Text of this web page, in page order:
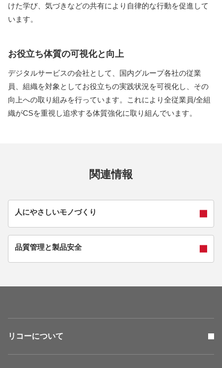
けた学び、気づきなどの共有により自律的な行動を促進して
います。
お役立ち体質の可視化と向上
デジタルサービスの会社として、国内グループ各社の従業
員、組織を対象としてお役立ちの実践状況を可視化し、その
向上への取り組みを行っています。これにより全従業員/全組
織がCSを重視し追求する体質強化に取り組んでいます。
関連情報
人にやさしいモノづくり
品質管理と製品安全
リコーについて